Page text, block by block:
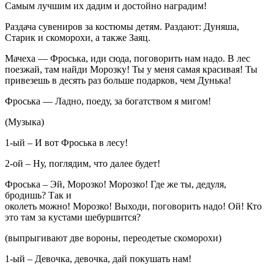
Самым лучшим их дадим и достойно наградим!
Раздача сувениров за костюмы детям. Раздают: Дуняша,
Старик и скоморохи, а также Заяц.
Мачеха — Фроська, иди сюда, поговорить нам надо. В лес
поезжай, там найди Морозку! Ты у меня самая красивая! Ты
привезешь в десять раз больше подарков, чем Дунька!
Фроська — Ладно, поеду, за богатством я мигом!
(Музыка)
1-ый – И вот Фроська в лесу!
2-ой – Ну, поглядим, что далее будет!
Фроська – Эй, Морозко! Морозко! Где же ты, дедуля,
бродишь? Так и
околеть можно! Морозко! Выходи, поговорить надо! Ой! Кто
это там за кустами шебуршится?
(выпрыгивают две вороны, переодетые скоморохи)
1-ый – Девочка, девочка, дай покушать нам!